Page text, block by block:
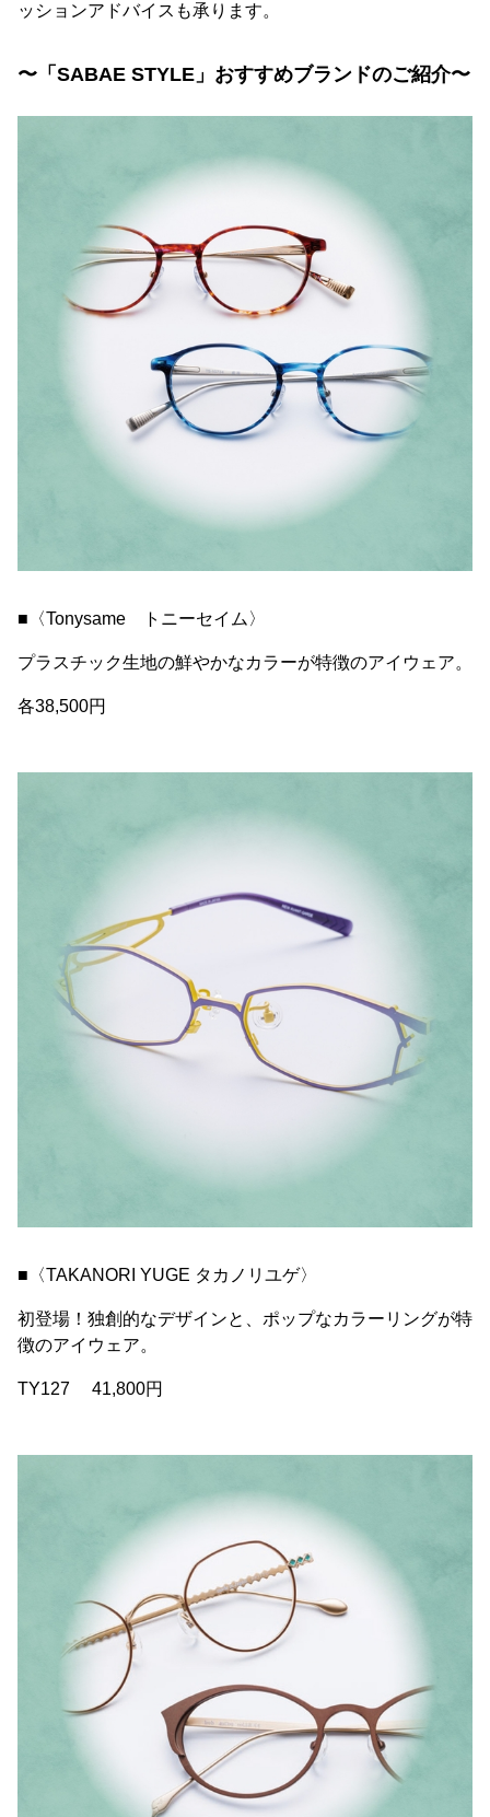
ッションアドバイスも承ります。
〜「SABAE STYLE」おすすめブランドのご紹介〜
■〈Tonysame トニーセイム〉
プラスチック生地の鮮やかなカラーが特徴のアイウェア。
各38,500円
■〈TAKANORI YUGE タカノリユゲ〉
初登場！独創的なデザインと、ポップなカラーリングが特
徴のアイウェア。
TY127 41,800円